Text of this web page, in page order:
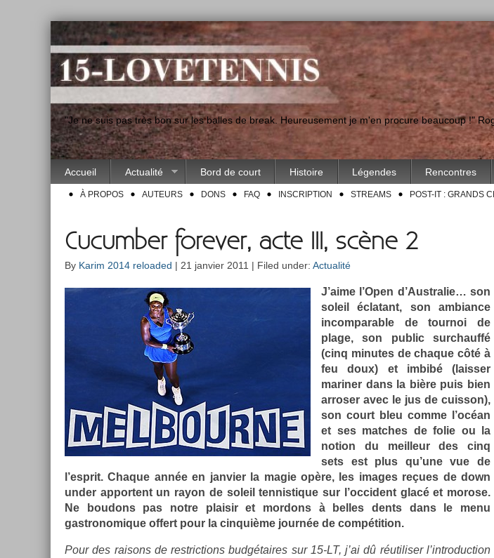
"Je ne suis pas très bon sur les balles de break. Heureusement je m'en procure beaucoup !"
Accueil Actualité Bord de court Histoire Légendes Rencontres
À PROPOS AUTEURS DONS FAQ INSCRIPTION STREAMS POST-IT : GRANDS
Cucumber forever, acte III, scène 2
By Karim 2014 reloaded | 21 janvier 2011 | Filed under: Actualité
J’aime l’Open d’Australie… son
sol­eil éclatant, son am­bian­ce
in­com­par­able de tour­noi de
plage, son pub­lic sur­chauffé
(cinq minutes de chaque côté à
feu doux) et imbibé (laiss­er
marin­er dans la bière puis bien
ar­ros­er avec le jus de cuis­son),
son court bleu comme l’océan
et ses matches de folie ou la
no­tion du meil­leur des cinq
sets est plus qu’une vue de
l’esprit. Chaque année en jan­vi­er la magie opère, les im­ages reçues de down
under ap­portent un rayon de sol­eil ten­nistique sur l’oc­cident glacé et morose.
Ne boudons pas notre plaisir et mor­dons à be­lles dents dans le menu
gastronomique of­fert pour la cin­quiè­me journée de com­péti­tion.
Pour des raisons de re­stric­tions budgétaires sur 15-LT, j’ai dû réutilis­er l’introduc­tion